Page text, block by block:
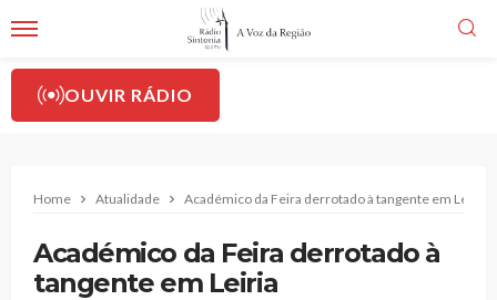
OUVIR RÁDIO
Home Atualidade Académico da Feira derrotado à tangente em Leiria
Académico da Feira derrotado à
tangente em Leiria